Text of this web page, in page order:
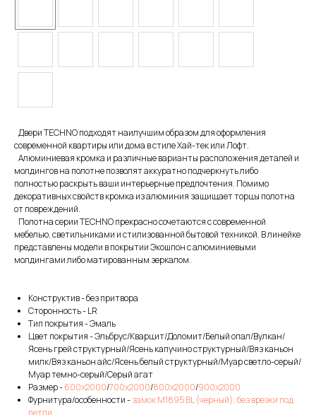
Двери TECHNO подходят наилучшим образом для оформления
современной квартиры или дома в стиле Хай-тек или Лофт.
Алюминиевая кромка и различные варианты расположения деталей и
молдингов на полотне позволят аккуратно подчеркнуть либо
полностью раскрыть ваши интерьерные предпочтения. Помимо
декоративных свойств кромка из алюминия защищает торцы полотна
от повреждений.
Полотна серии TECHNO прекрасно сочетаются с современной
мебелью, светильниками и стилизованной бытовой техникой. В линейке
представлены модели в покрытии Экошпон с алюминиевыми
молдингами либо матированным зеркалом.
Конструктив - без притвора
Сторонность - LR
Тип покрытия - Эмаль
Цвет покрытия - Эльбрус/Кварцит/Доломит/Белый опал/Вулкан/
Ясень грей структурный/Ясень капучино структурный/Вяз каньон
милк/Вяз каньон айс/Ясень белый структурный/Муар светло-серый/
Муар темно-серый/Серый агат
Размер -600х2000/700х2000/800х2000/900х2000
Фурнитура/особенности -замок M1895 BL (черный), без врезки под